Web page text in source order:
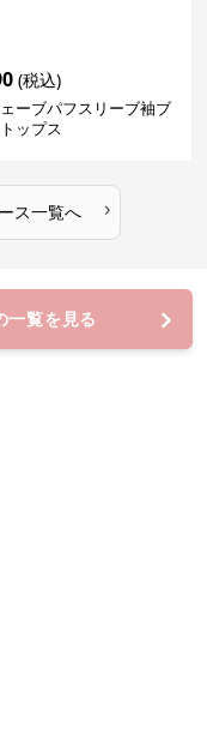
(税込)
ーブパフスリーブ袖ブ
ップス
ス一覧へ ›
一覧を見る